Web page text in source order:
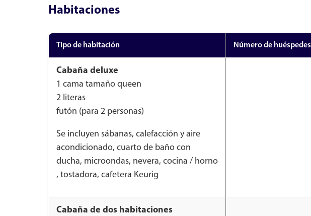
Habitaciones
Tipo de habitación Número de huéspedes
Cabaña deluxe
1 cama tamaño queen
2 literas
futón (para 2 personas)
Se incluyen sábanas, calefacción y aire
acondicionado, cuarto de baño con
ducha, microondas, nevera, cocina / horno
, tostadora, cafetera Keurig
Cabaña de dos habitaciones